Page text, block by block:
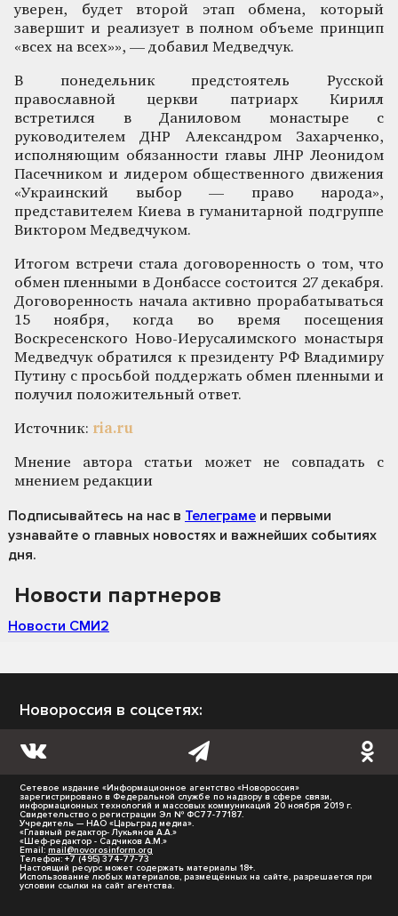
уверен, будет второй этап обмена, который
завершит и реализует в полном объеме принцип
«всех на всех»», — добавил Медведчук.
В понедельник предстоятель Русской
православной церкви патриарх Кирилл
встретился в Даниловом монастыре с
руководителем ДНР Александром Захарченко,
исполняющим обязанности главы ЛНР Леонидом
Пасечником и лидером общественного движения
«Украинский выбор — право народа»,
представителем Киева в гуманитарной подгруппе
Виктором Медведчуком.
Итогом встречи стала договоренность о том, что
обмен пленными в Донбассе состоится 27 декабря.
Договоренность начала активно прорабатываться
15 ноября, когда во время посещения
Воскресенского Ново-Иерусалимского монастыря
Медведчук обратился к президенту РФ Владимиру
Путину с просьбой поддержать обмен пленными и
получил положительный ответ.
Источник: ria.ru
Мнение автора статьи может не совпадать с
мнением редакции
Подписывайтесь на нас в Телеграме и первыми
узнавайте о главных новостях и важнейших событиях
дня.
Новости партнеров
Новости СМИ2
Новороссия в соцсетях:
Сетевое издание «Информационное агентство «Новороссия»
зарегистрировано в Федеральной службе по надзору в сфере связи,
информационных технологий и массовых коммуникаций 20 ноября 2019 г.
Свидетельство о регистрации Эл № ФС77-77187.
Учредитель — НАО «Царьград медиа».
«Главный редактор- Лукьянов А.А.»
«Шеф-редактор - Садчиков А.М.»
Email: mail@novorosinform.org
Телефон: +7 (495) 374-77-73
Настоящий ресурс может содержать материалы 18+.
Использование любых материалов, размещённых на сайте, разрешается при
условии ссылки на сайт агентства.